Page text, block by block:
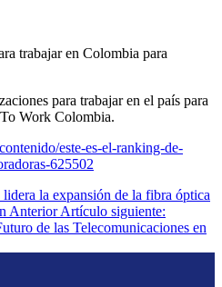
para trabajar en el país para
Work Colombia.
este-es-el-ranking-de-
625502
la expansión de la fibra óptica
AnteriorArtículo siguiente:
de las Telecomunicaciones en